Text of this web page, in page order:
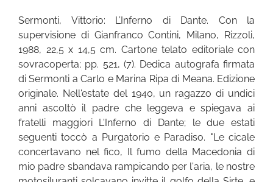
Sermonti, Vittorio: L’Inferno di Dante. Con la
supervisione di Gianfranco Contini, Milano, Rizzoli,
1988, 22,5 x 14,5 cm. Cartone telato editoriale con
sovracoperta; pp. 521, (7). Dedica autografa firmata
di Sermonti a Carlo e Marina Ripa di Meana. Edizione
originale. Nell'estate del 1940, un ragazzo di undici
anni ascoltò il padre che leggeva e spiegava ai
fratelli maggiori L'Inferno di Dante; le due estati
seguenti toccò a Purgatorio e Paradiso. "Le cicale
concertavano nel fico, Il fumo della Macedonia di
mio padre sbandava rampicando per l'aria, le nostre